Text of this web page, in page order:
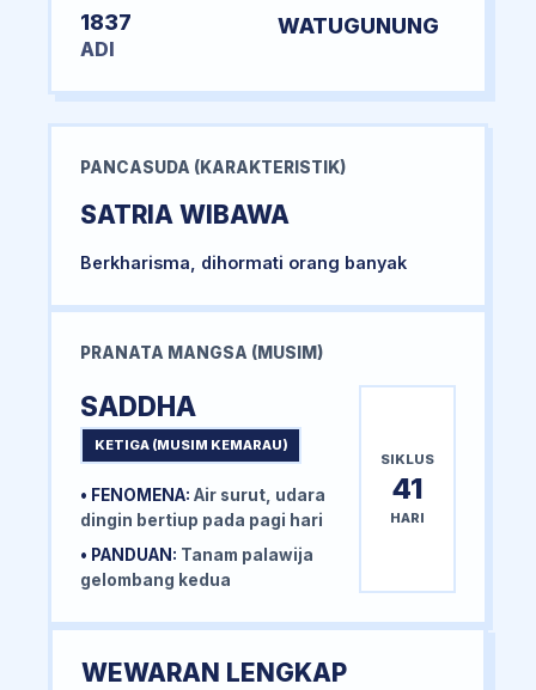
1837
ADI
WATUGUNUNG
PANCASUDA (KARAKTERISTIK)
SATRIA WIBAWA
Berkharisma, dihormati orang banyak
PRANATA MANGSA (MUSIM)
SADDHA
KETIGA (MUSIM KEMARAU)
• FENOMENA: Air surut, udara
dingin bertiup pada pagi hari
• PANDUAN: Tanam palawija
gelombang kedua
SIKLUS
41
HARI
WEWARAN LENGKAP